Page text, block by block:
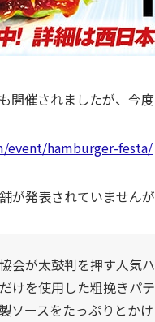
開催されましたが、今
event/hamburger-festa/
が発表されていません
会が太鼓判を押す人気
けを使用した粗挽きパ
ソースをたっぷりとか